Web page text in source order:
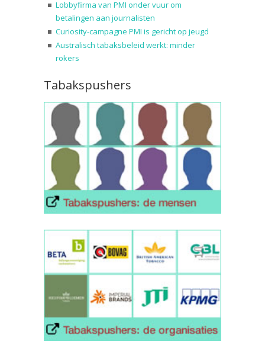
Lobbyfirma van PMI onder vuur om
betalingen aan journalisten
Curiosity-campagne PMI is gericht op jeugd
Australisch tabaksbeleid werkt: minder
rokers
Tabakspushers